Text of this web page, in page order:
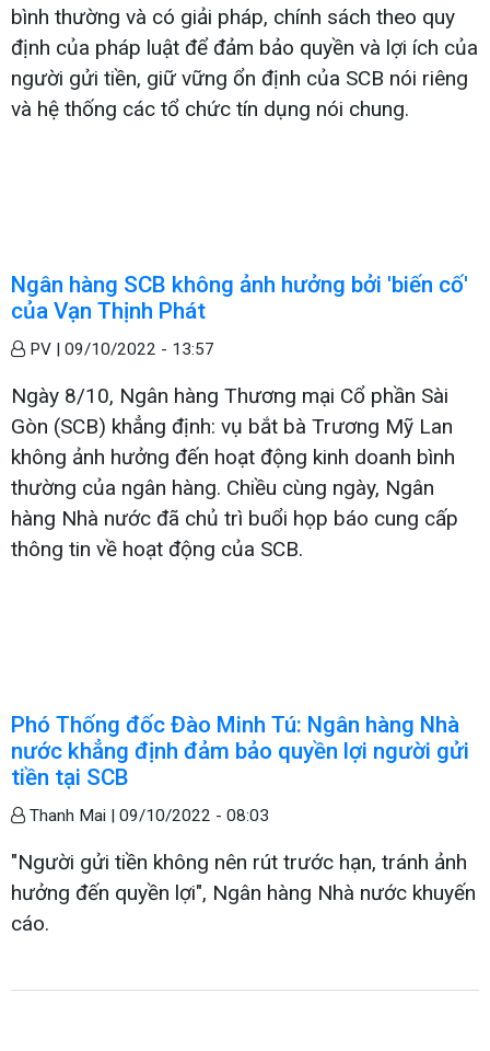
bình thường và có giải pháp, chính sách theo quy
định của pháp luật để đảm bảo quyền và lợi ích của
người gửi tiền, giữ vững ổn định của SCB nói riêng
và hệ thống các tổ chức tín dụng nói chung.
Ngân hàng SCB không ảnh hưởng bởi 'biến cố'
của Vạn Thịnh Phát
PV | 09/10/2022 - 13:57
Ngày 8/10, Ngân hàng Thương mại Cổ phần Sài
Gòn (SCB) khẳng định: vụ bắt bà Trương Mỹ Lan
không ảnh hưởng đến hoạt động kinh doanh bình
thường của ngân hàng. Chiều cùng ngày, Ngân
hàng Nhà nước đã chủ trì buổi họp báo cung cấp
thông tin về hoạt động của SCB.
Phó Thống đốc Đào Minh Tú: Ngân hàng Nhà
nước khẳng định đảm bảo quyền lợi người gửi
tiền tại SCB
Thanh Mai | 09/10/2022 - 08:03
"Người gửi tiền không nên rút trước hạn, tránh ảnh
hưởng đến quyền lợi", Ngân hàng Nhà nước khuyến
cáo.